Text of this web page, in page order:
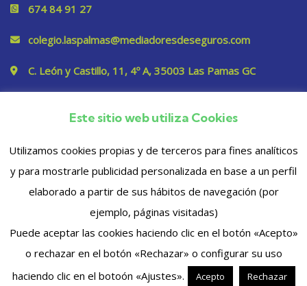
674 84 91 27
colegio.laspalmas@mediadoresdeseguros.com
C. León y Castillo, 11, 4º A, 35003 Las Pamas GC
Privacidad
© 2023 Copyrights. Todos los derechos reservados
Este sitio web utiliza Cookies
Utilizamos cookies propias y de terceros para fines analíticos
y para mostrarle publicidad personalizada en base a un perfil
elaborado a partir de sus hábitos de navegación (por
ejemplo, páginas visitadas)
Puede aceptar las cookies haciendo clic en el botón «Acepto»
o rechazar en el botón «Rechazar» o configurar su uso
haciendo clic en el botoón «Ajustes».
Acepto Rechazar